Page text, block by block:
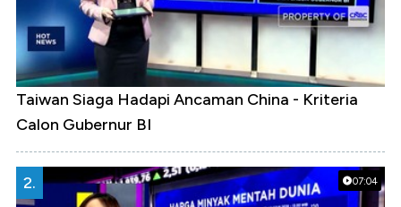
Taiwan Siaga Hadapi Ancaman China - Kriteria
Calon Gubernur BI
07:04
2.